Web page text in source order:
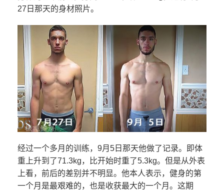
27日那天的身材照片。
经过一个多月的训练，9月5日那天他做了记录。即体
重上升到了71.3kg，比开始时重了5.3kg。但是从外表
上看，前后的差别并不明显。他本人表示，健身的第
一个月是最艰难的，也是收获最大的一个月。这期